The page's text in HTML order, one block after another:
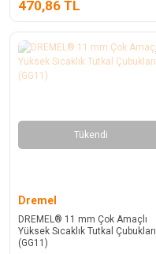
470,86 TL
Tükendi
Dremel
DREMEL® 11 mm Çok Amaçlı
Yüksek Sıcaklık Tutkal Çubukları
(GG11)